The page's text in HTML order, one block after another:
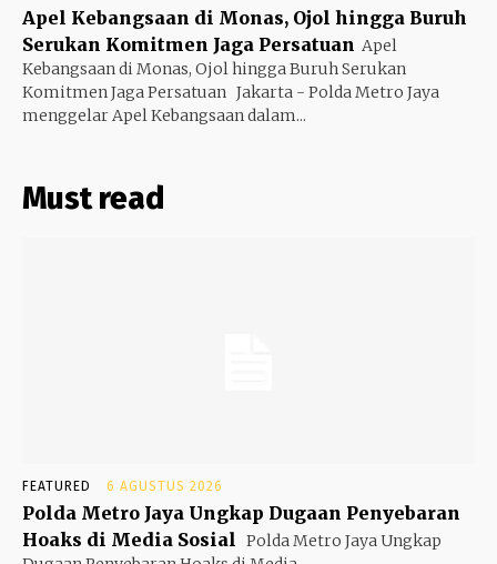
Apel Kebangsaan di Monas, Ojol hingga Buruh
Serukan Komitmen Jaga Persatuan Apel
Kebangsaan di Monas, Ojol hingga Buruh Serukan
Komitmen Jaga Persatuan Jakarta - Polda Metro Jaya
menggelar Apel Kebangsaan dalam...
Must read
FEATURED 6 AGUSTUS 2026
Polda Metro Jaya Ungkap Dugaan Penyebaran
Hoaks di Media Sosial
Polda Metro Jaya Ungkap